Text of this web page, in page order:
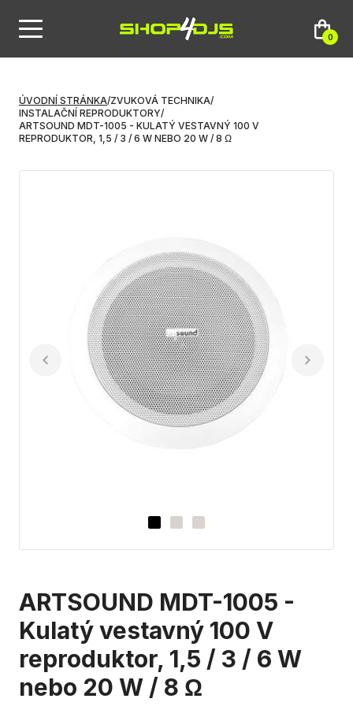
0
ÚVODNÍ STRÁNKA/ZVUKOVÁ TECHNIKA/
INSTALAČNÍ REPRODUKTORY/
ARTSOUND MDT-1005 - KULATÝ VESTAVNÝ 100 V
REPRODUKTOR, 1,5 / 3 / 6 W NEBO 20 W / 8 Ω
ARTSOUND MDT-1005 -
Kulatý vestavný 100 V
reproduktor, 1,5 / 3 / 6 W
nebo 20 W / 8 Ω